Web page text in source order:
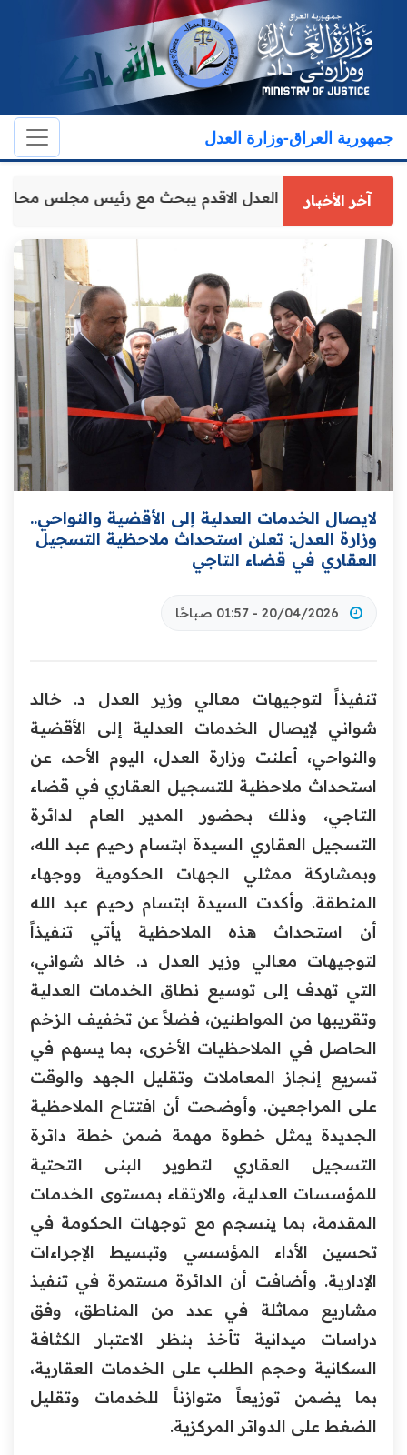
جمهورية العراق-وزارة العدل
آخر الأخباروكيل وزارة العدل الاقدم يبحث مع رئيس مجلس
لايصال الخدمات العدلية إلى الأقضية والنواحي..
وزارة العدل: تعلن استحداث ملاحظية التسجيل
العقاري في قضاء التاجي
20/04/2026 - 01:57 صباحًا
تنفيذاً لتوجيهات معالي وزير العدل د. خالد
شواني لإيصال الخدمات العدلية إلى الأقضية
والنواحي، أعلنت وزارة العدل، اليوم الأحد، عن
استحداث ملاحظية للتسجيل العقاري في قضاء
التاجي، وذلك بحضور المدير العام لدائرة
التسجيل العقاري السيدة ابتسام رحيم عبد الله،
وبمشاركة ممثلي الجهات الحكومية ووجهاء
المنطقة. وأكدت السيدة ابتسام رحيم عبد الله
أن استحداث هذه الملاحظية يأتي تنفيذاً
لتوجيهات معالي وزير العدل د. خالد شواني،
التي تهدف إلى توسيع نطاق الخدمات العدلية
وتقريبها من المواطنين، فضلاً عن تخفيف الزخم
الحاصل في الملاحظيات الأخرى، بما يسهم في
تسريع إنجاز المعاملات وتقليل الجهد والوقت
على المراجعين. وأوضحت أن افتتاح الملاحظية
الجديدة يمثل خطوة مهمة ضمن خطة دائرة
التسجيل العقاري لتطوير البنى التحتية
للمؤسسات العدلية، والارتقاء بمستوى الخدمات
المقدمة، بما ينسجم مع توجهات الحكومة في
تحسين الأداء المؤسسي وتبسيط الإجراءات
الإدارية. وأضافت أن الدائرة مستمرة في تنفيذ
مشاريع مماثلة في عدد من المناطق، وفق
دراسات ميدانية تأخذ بنظر الاعتبار الكثافة
السكانية وحجم الطلب على الخدمات العقارية،
بما يضمن توزيعاً متوازناً للخدمات وتقليل
الضغط على الدوائر المركزية.